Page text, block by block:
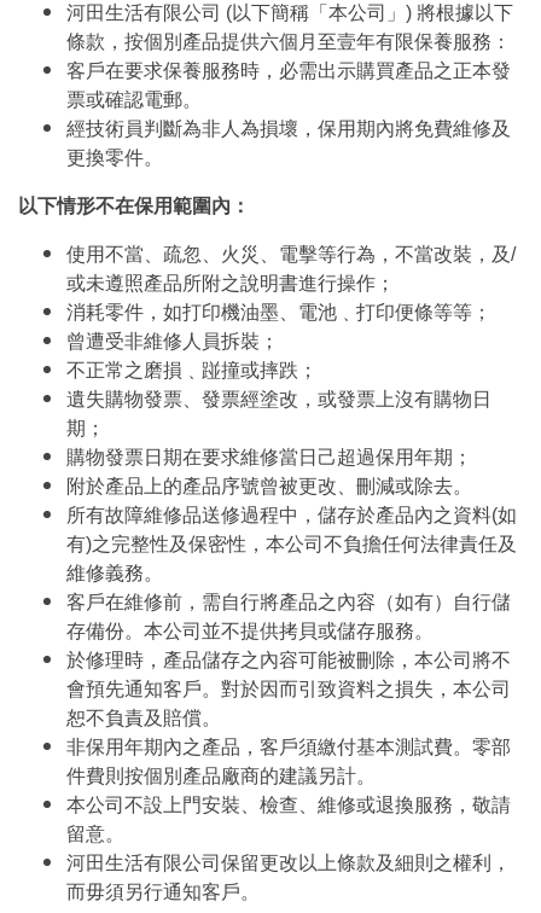
河田生活有限公司 (以下簡稱「本公司」) 將根據以下
條款，按個別產品提供六個月至壹年有限保養服務：
客戶在要求保養服務時，必需出示購買產品之正本發
票或確認電郵。
經技術員判斷為非人為損壞，保用期內將免費維修及
更換零件。
以下情形不在保用範圍內：
使用不當、疏忽、火災、電擊等行為，不當改裝，及/
或未遵照產品所附之說明書進行操作；
消耗零件，如打印機油墨、電池﹑打印便條等等；
曾遭受非維修人員拆裝；
不正常之磨損﹑踫撞或摔跌；
遺失購物發票、發票經塗改，或發票上沒有購物日
期；
購物發票日期在要求維修當日己超過保用年期；
附於產品上的產品序號曾被更改、刪減或除去。
所有故障維修品送修過程中，儲存於產品內之資料(如
有)之完整性及保密性，本公司不負擔任何法律責任及
維修義務。
客戶在維修前，需自行將產品之內容（如有）自行儲
存備份。本公司並不提供拷貝或儲存服務。
於修理時，產品儲存之內容可能被刪除，本公司將不
會預先通知客戶。對於因而引致資料之損失，本公司
恕不負責及賠償。
非保用年期內之產品，客戶須繳付基本測試費。零部
件費則按個別產品廠商的建議另計。
本公司不設上門安裝、檢查、維修或退換服務，敬請
留意。
河田生活有限公司保留更改以上條款及細則之權利，
而毋須另行通知客戶。